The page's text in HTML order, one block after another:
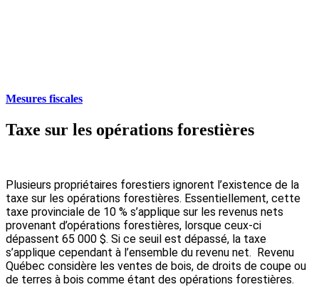
Mesures fiscales
Taxe sur les opérations forestières
Plusieurs propriétaires forestiers ignorent l’existence de la
taxe sur les opérations forestières. Essentiellement, cette
taxe provinciale de 10 % s’applique sur les revenus nets
provenant d’opérations forestières, lorsque ceux-ci
dépassent 65 000 $. Si ce seuil est dépassé, la taxe
s’applique cependant à l’ensemble du revenu net. Revenu
Québec considère les ventes de bois, de droits de coupe ou
de terres à bois comme étant des opérations forestières.